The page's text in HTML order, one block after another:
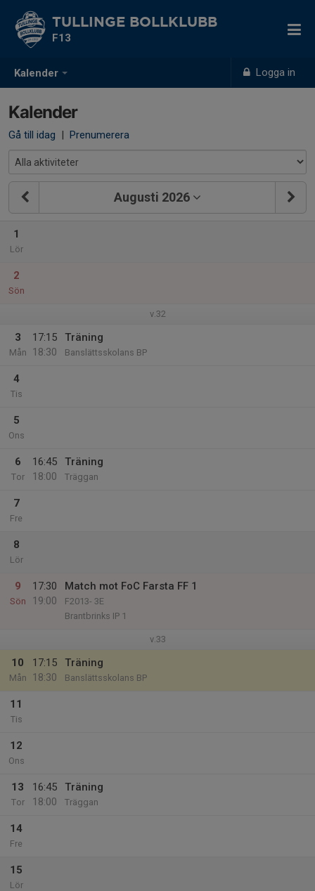
Kalender Logga in
TULLINGE BOLLKLUBB
F13
Kalender
Gå till idag | Prenumerera
Augusti 2026
1
Lör
2
Sön
v.32
3
Mån
17:15
18:30
Träning
Banslättsskolans BP
4
Tis
5
Ons
6
Tor
16:45
18:00
Träning
Träggan
7
Fre
8
Lör
9
Sön
17:30
19:00
Match mot FoC Farsta FF 1
F2013- 3E
Brantbrinks IP 1
v.33
10
Mån
17:15
18:30
Träning
Banslättsskolans BP
11
Tis
12
Ons
13
Tor
16:45
18:00
Träning
Träggan
14
Fre
15
Lör